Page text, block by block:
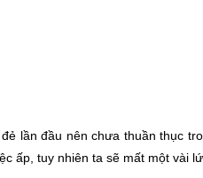
lần đầu nên chưa thuần thục
ấp, tuy nhiên ta sẽ mất một vài